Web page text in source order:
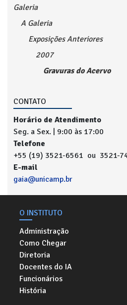
Galeria
A Galeria
Exposições Anteriores
2007
Gravuras do Acervo
CONTATO
Horário de Atendimento
Seg. a Sex. | 9:00 às 17:00
Telefone
+55 (19) 3521-6561 ou 3521-
E-mail
gaia@unicamp.br
O INSTITUTO
Administração
Como Chegar
Diretoria
Docentes do IA
Funcionários
História